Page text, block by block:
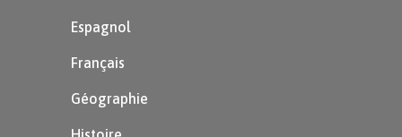
Les personnages peuvent être des
Espagnol
Français
Géographie